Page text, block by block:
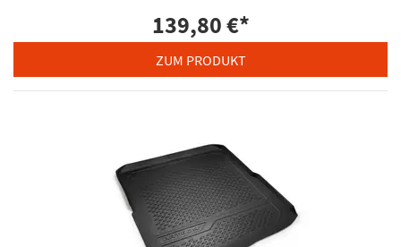
139,80 €*
ZUM PRODUKT